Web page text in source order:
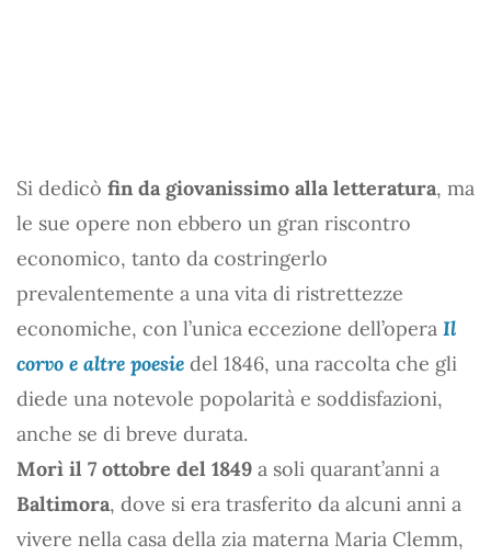
Si dedicò fin da giovanissimo alla letteratura, ma
le sue opere non ebbero un gran riscontro
economico, tanto da costringerlo
prevalentemente a una vita di ristrettezze
economiche, con l’unica eccezione dell’opera Il
corvo e altre poesie del 1846, una raccolta che gli
diede una notevole popolarità e soddisfazioni,
anche se di breve durata.
Morì il 7 ottobre del 1849 a soli quarant’anni a
Baltimora, dove si era trasferito da alcuni anni a
vivere nella casa della zia materna Maria Clemm,